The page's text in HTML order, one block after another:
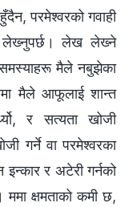
परमेश्‍वरको गवाही
लेख्‍नुपर्छ। लेख लेख्‍ने
मैले नबुझेका
मैले आफूलाई शान्त
र सत्यता खोजी
गर्ने वा परमेश्‍वरका
र अटेरी गर्नको
क्षमताको कमी छ,